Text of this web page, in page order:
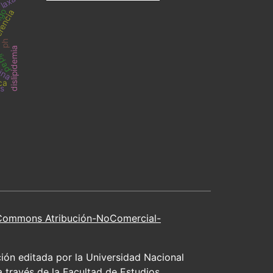
dislipidemia
ph
Atribución-NoComercial-
editada por la Universidad Nacional